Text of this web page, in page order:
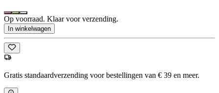
Op voorraad. Klaar voor verzending.
In winkelwagen
Gratis standaardverzending voor bestellingen van € 39 en meer.